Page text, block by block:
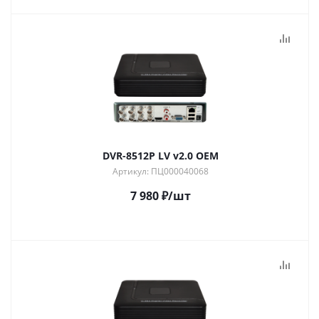
DVR-8512P LV v2.0 OEM
Артикул: ПЦ000040068
7 980₽/шт